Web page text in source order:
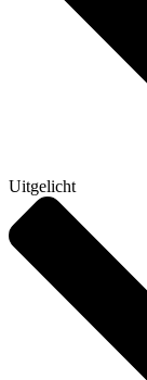
Uitgelicht